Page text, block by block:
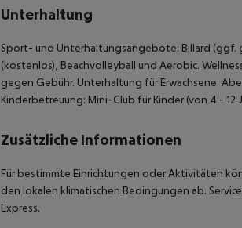
Unterhaltung
Sport- und Unterhaltungsangebote: Billard (ggf.
(kostenlos), Beachvolleyball und Aerobic.
gegen Gebühr. Unterhaltung für Erwachsene:
Kinderbetreuung: Mini-Club für Kinder (von 4 -
Zusätzliche Informationen
Für bestimmte Einrichtungen oder Aktivitäten
den lokalen klimatischen Bedingungen ab.
Express.